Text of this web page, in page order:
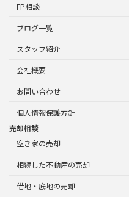
FP相談
ブログ一覧
スタッフ紹介
会社概要
お問い合わせ
個人情報保護方針
売却相談
空き家の売却
相続した不動産の売却
借地・底地の売却